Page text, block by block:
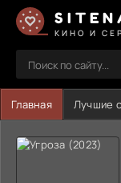
КИНО И
Главная Лучшие